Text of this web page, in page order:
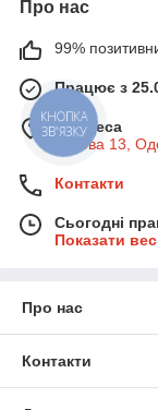
Про нас
99%
Працює з
м. Одеса
Базова 13,
Контакти
Сьогодні
Показати
Про нас
Контакти
КНОПКА
ЗВ'ЯЗКУ